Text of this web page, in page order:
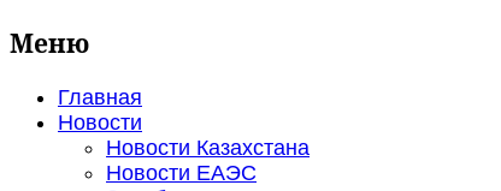
Меню
Главная
Новости
Новости Казахстана
Новости ЕАЭС